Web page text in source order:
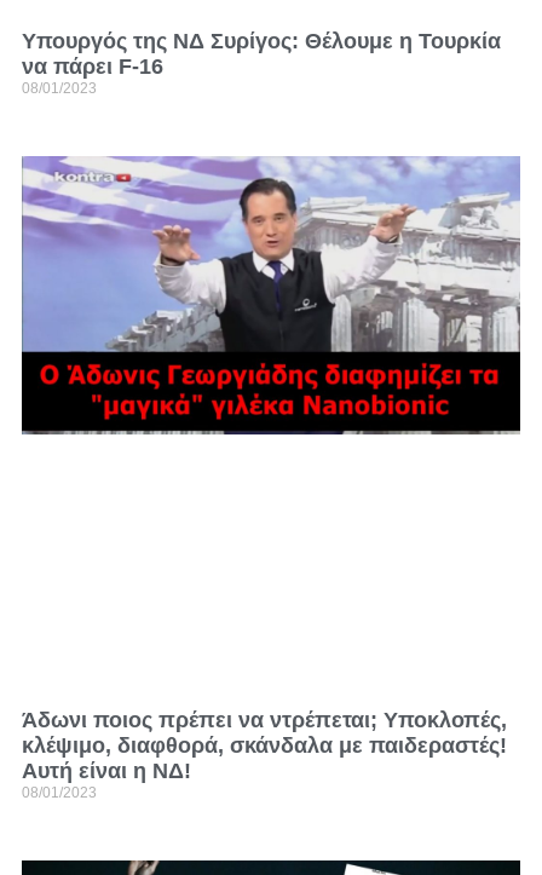
Υπουργός της ΝΔ Συρίγος: Θέλουμε η Τουρκία
να πάρει F-16
08/01/2023
Άδωνι ποιος πρέπει να ντρέπεται; Υποκλοπές,
κλέψιμο, διαφθορά, σκάνδαλα με παιδεραστές!
Αυτή είναι η ΝΔ!
08/01/2023